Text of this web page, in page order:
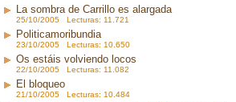
La sombra de Carrillo es alargada
25/10/2005 Lecturas: 11.721
Politicamoribundia
23/10/2005 Lecturas: 10.650
Os estáis volviendo locos
22/10/2005 Lecturas: 11.082
El bloqueo
21/10/2005 Lecturas: 10.484